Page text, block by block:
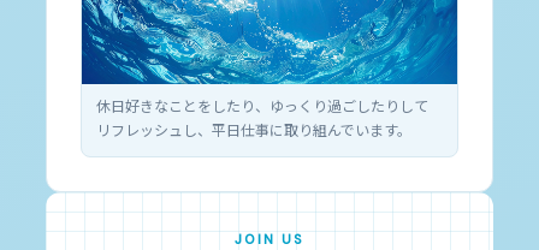
休日好きなことをしたり、ゆっくり過ごしたりして
リフレッシュし、平日仕事に取り組んでいます。
JOIN US